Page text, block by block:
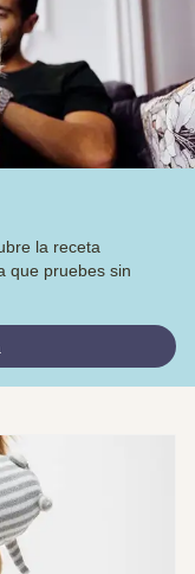
la receta
que pruebes sin